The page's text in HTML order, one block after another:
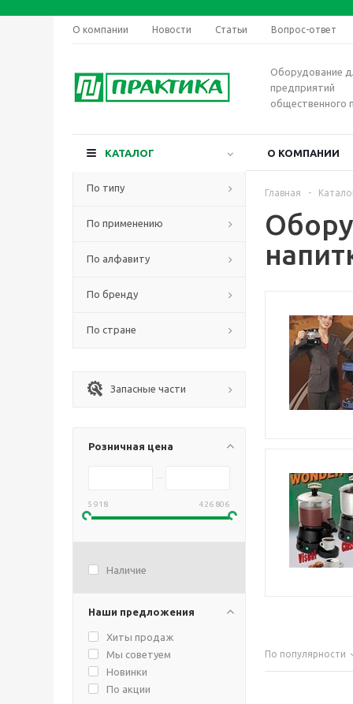
О компании Новости Статьи Вопрос-ответ
Оборудование
предприятий
общественного
КАТАЛОГ О КОМПАНИИ
По типу
По применению
По алфавиту
По бренду
По стране
Запасные части
Розничная цена
5 918 426 806
Наличие
Наши предложения
Хиты продаж
Мы советуем
Новинки
По акции
Главная -
По популярности